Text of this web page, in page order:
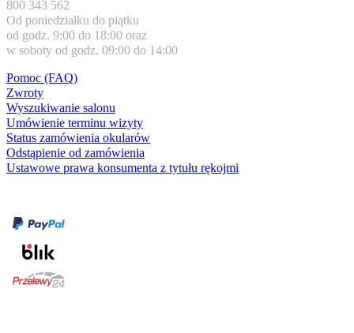
800 343 562
Od poniedziałku do piątku
od godz. 9:00 do 18:00 oraz
w soboty od godz. 09:00 do 14:00
Pomoc (FAQ)
Zwroty
Wyszukiwanie salonu
Umówienie terminu wizyty
Status zamówienia okularów
Odstąpienie od zamówienia
Ustawowe prawa konsumenta z tytułu rękojmi